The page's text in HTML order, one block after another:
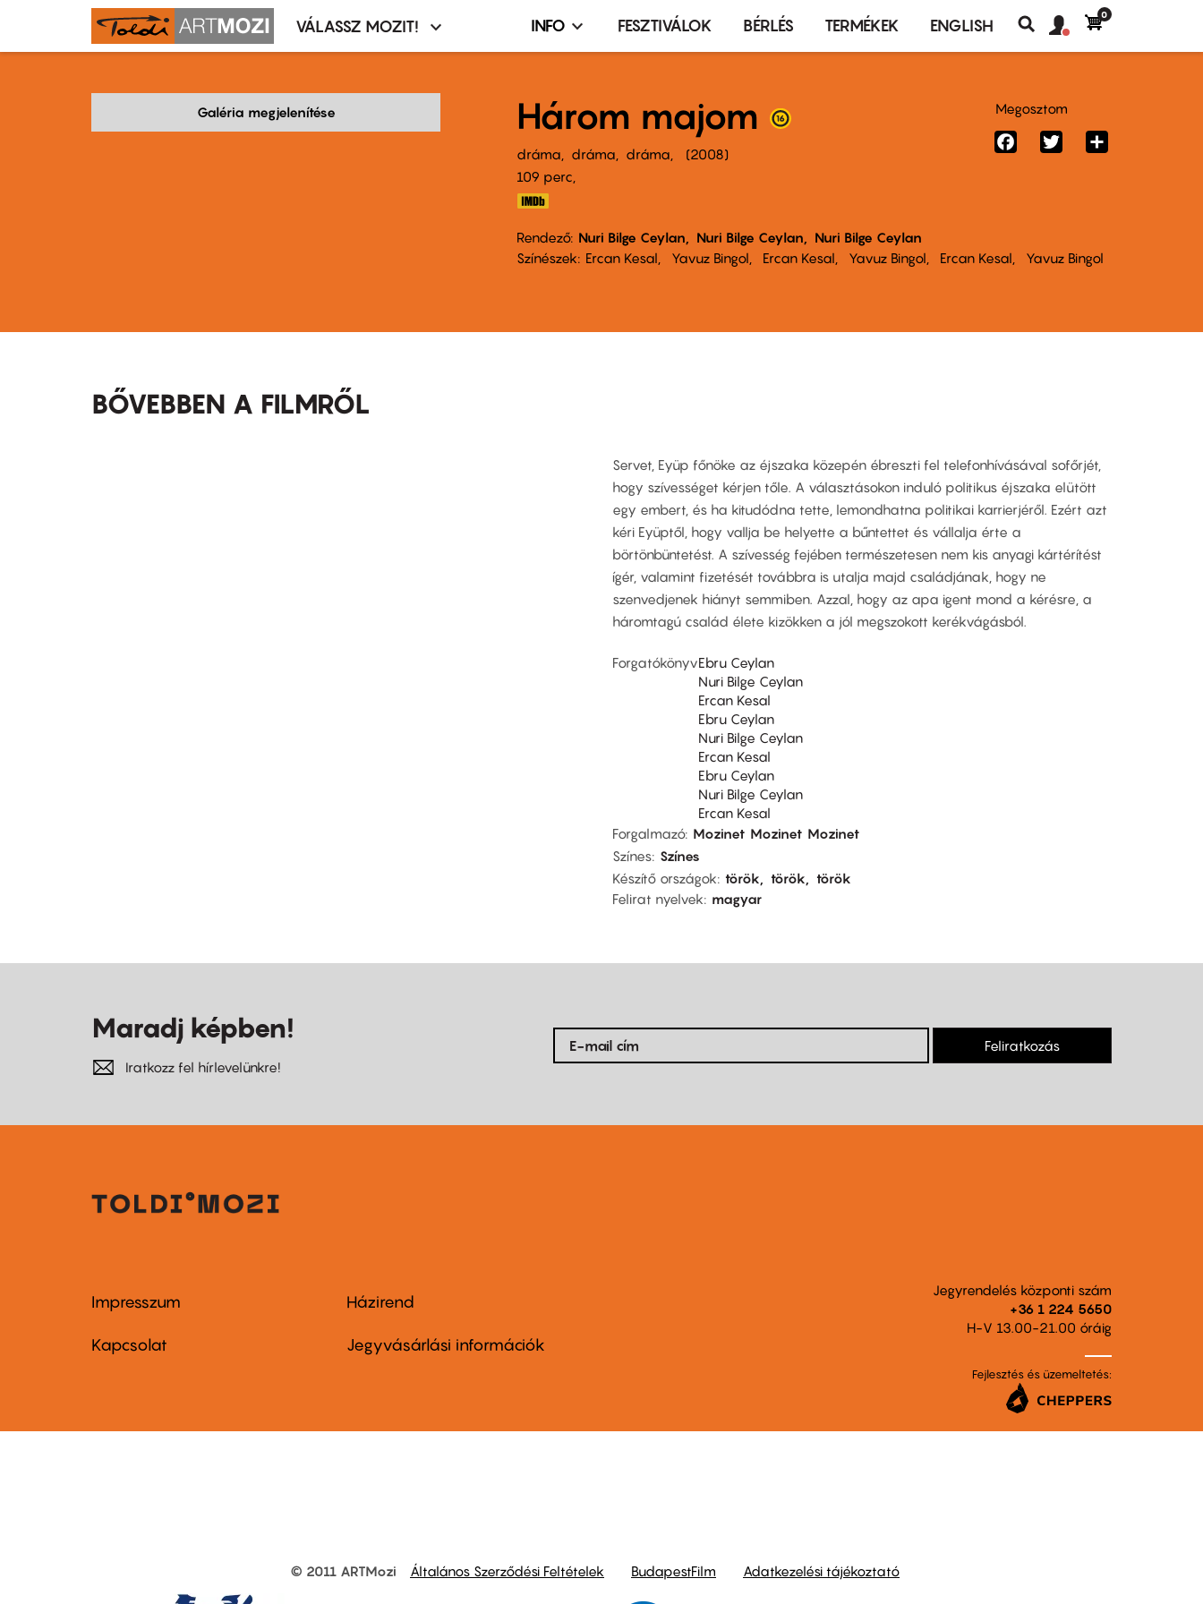
Moziválasztó
VÁLASSZ MOZIT!
Infó,
terembérlés
menü
INFO FESZTIVÁLOK BÉRLÉS TERMÉKEK ENGLISH
Keresés
fiók
Felhasználói
0
Galéria megjelenítése Három majom
dráma dráma dráma
2008
109 perc,
Rendező Nuri Bilge Ceylan Nuri Bilge Ceylan
Nuri Bilge Ceylan
Színészek
Ercan Kesal Yavuz Bingol Ercan Kesal Yavuz Bingol Ercan Kesal Yavuz Bingol
Megosztom
FacebookTwitter
BŐVEBBEN A FILMRŐL
Servet, Eyüp főnöke az éjszaka közepén ébreszti fel telefonhívásával sofőrjét,
hogy szívességet kérjen tőle. A választásokon induló politikus éjszaka elütött
egy embert, és ha kitudódna tette, lemondhatna politikai karrierjéről. Ezért azt
kéri Eyüptől, hogy vallja be helyette a bűntettet és vállalja érte a
börtönbüntetést. A szívesség fejében természetesen nem kis anyagi kártérítést
ígér, valamint fizetését továbbra is utalja majd családjának, hogy ne
szenvedjenek hiányt semmiben. Azzal, hogy az apa igent mond a kérésre, a
háromtagú család élete kizökken a jól megszokott kerékvágásból.
ForgatókönyvEbru Ceylan
Nuri Bilge Ceylan
Ercan Kesal
Ebru Ceylan
Nuri Bilge Ceylan
Ercan Kesal
Ebru Ceylan
Nuri Bilge Ceylan
Ercan Kesal
Forgalmazó Mozinet Mozinet Mozinet
Színes Színes
Készítő országok török török
török
Felirat nyelvek
magyar
Maradj képben!
Iratkozz fel hírlevelünkre!
Feliratkozás
Footer
menu
Impresszum
Kapcsolat
Footer
menu
Házirend
Jegyvásárlási információk
Jegyrendelés központi szám
+36 1 224 5650
H-V 13.00-21.00 óráig
Fejlesztés és üzemeltetés:
© 2011 ARTMozi Általános Szerződési Feltételek BudapestFilm Adatkezelési tájékoztató